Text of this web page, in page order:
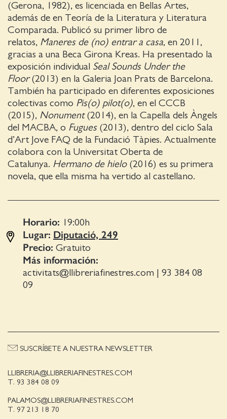
(Gerona, 1982), es licenciada en Bellas Artes,
además de en Teoría de la Literatura y Literatura
Comparada. Publicó su primer libro de
relatos, Maneres de (no) entrar a casa, en 2011,
gracias a una Beca Girona Kreas. Ha presentado la
exposición individual Seal Sounds Under the
Floor(2013) en la Galeria Joan Prats de Barcelona.
También ha participado en diferentes exposiciones
colectivas como Pis(o) pilot(o), en el CCCB
(2015), Nonument (2014), en la Capella dels Àngels
del MACBA, o Fugues(2013), dentro del ciclo Sala
d’Art Jove FAQ de la Fundació Tàpies. Actualmente
colabora con la Universitat Oberta de
Catalunya. Hermano de hielo (2016) es su primera
novela, que ella misma ha vertido al castellano.
Horario: 19:00 h
Lugar: Diputació, 249
Precio: Gratuito
Más información:
activitats@llibreriafinestres.com
93 384 08
09
LLIBRERIA@LLIBRERIAFINESTRES.COM
T. 93 384 08 09
PALAMOS@LLIBRERIAFINESTRES.COM
T. 97 213 18 70
SUSCRÍBETE A NUESTRA NEWSLETTER